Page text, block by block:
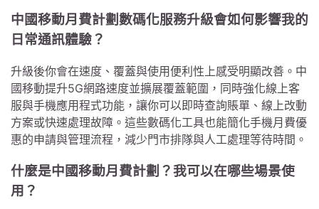
中國移動月費計劃數碼化服務升級會如何影響我的
日常通訊體驗？
升級後你會在速度、覆蓋與使用便利性上感受明顯改善。中
國移動提升5G網路速度並擴展覆蓋範圍，同時強化線上客
服與手機應用程式功能，讓你可以即時查詢賬單、線上改動
方案或快速處理故障。這些數碼化工具也能簡化手機月費優
惠的申請與管理流程，減少門市排隊與人工處理等待時間。
什麼是中國移動月費計劃？我可以在哪些場景使
用？